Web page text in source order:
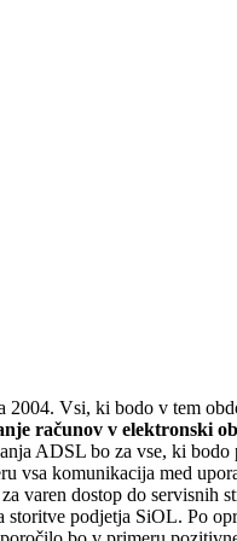
2004. Vsi, ki bodo v tem
računov v elektronski
ADSL bo za vse, ki bodo
vsa komunikacija med
varen dostop do servisnih
storitve podjetja SiOL. Po